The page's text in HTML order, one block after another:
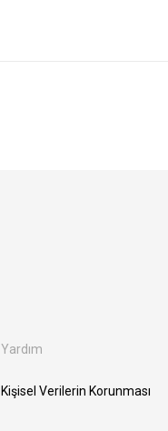
Yardım
Kişisel Verilerin Korunması